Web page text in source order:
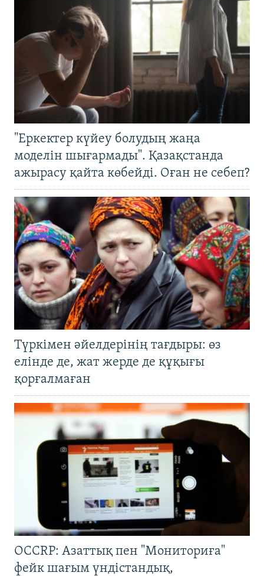
"Еркектер күйеу болудың жаңа
моделін шығармады". Қазақстанда
ажырасу қайта көбейді. Оған не себеп?
Түркімен әйелдерінің тағдыры: өз
елінде де, жат жерде де құқығы
қорғалмаған
OCCRP: Азаттық пен "Мониториға"
фейк шағым үндістандық,